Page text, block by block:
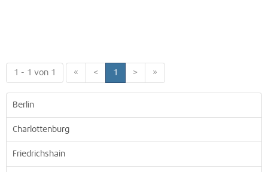
1 - 1 von 1 « < 1 > »
Berlin
Charlottenburg
Friedrichshain